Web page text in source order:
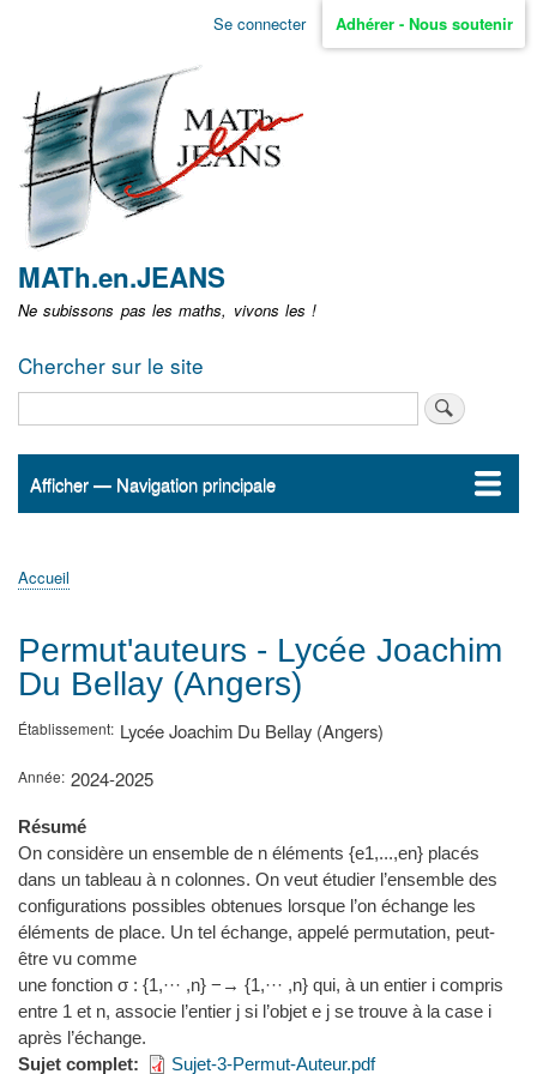
Aller
non
identifié
Se connecter Adhérer - Nous soutenir
MATh.en.JEANS
Ne subissons pas les maths, vivons les !
Chercher sur le site
Navigation
Afficher — Navigation principale
Accueil
ActualitésMATh.en.JEANS ?
Régions et Ateliers
Créer, gérer un atelier
Sujets/Publications
Congrès
d'Ariane
Accueil
Permut'auteurs - Lycée Joachim
Du Bellay (Angers)
Établissement Lycée Joachim Du Bellay (Angers)
Année 2024-2025
Résumé
On considère un ensemble de n éléments {e1,...,en} placés
dans un tableau à n colonnes. On veut étudier l’ensemble des
configurations possibles obtenues lorsque l’on échange les
éléments de place. Un tel échange, appelé permutation, peut-
être vu comme
une fonction σ : {1,··· ,n} −→ {1,··· ,n} qui, à un entier i compris
entre 1 et n, associe l’entier j si l’objet e j se trouve à la case i
après l’échange.
Sujet complet
Sujet-3-Permut-Auteur.pdf